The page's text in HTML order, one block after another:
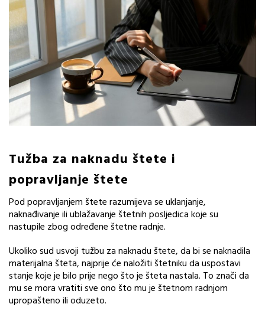
Tužba za naknadu štete i
popravljanje štete
Pod popravljanjem štete razumijeva se uklanjanje,
naknađivanje ili ublažavanje štetnih posljedica koje su
nastupile zbog određene štetne radnje.
Ukoliko sud usvoji tužbu za naknadu štete, da bi se naknadila
materijalna šteta, najprije će naložiti štetniku da uspostavi
stanje koje je bilo prije nego što je šteta nastala. To znači da
mu se mora vratiti sve ono što mu je štetnom radnjom
upropašteno ili oduzeto.